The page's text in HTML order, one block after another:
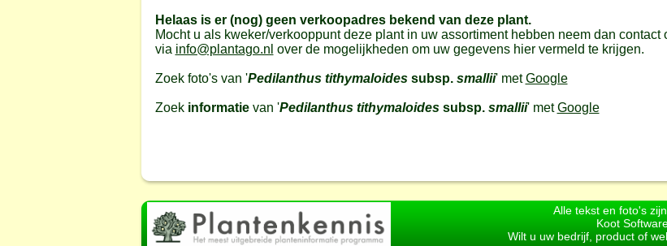
Helaas is er (nog) geen verkoopadres bekend van deze plant.
Mocht u als kweker/verkooppunt deze plant in uw assortiment hebben neem dan contact
via info@plantago.nl over de mogelijkheden om uw gegevens hier vermeld te krijgen.
Zoek foto's van 'Pedilanthus tithymaloides subsp.smallii' metGoogle
Zoek informatievan 'Pedilanthus tithymaloides subsp.smallii' metGoogle
Alle tekst en foto's
Koot
Wilt u uw bedrijf, product of